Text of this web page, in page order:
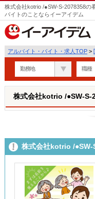
株式会社kotrio /●SW-S-2078358の
バイトのことならイーアイデム
アルバイト・バイト・求人TOP >
勤務地 職種
株式会社kotrio /●SW-S-
株式会社kotrio /●SW-